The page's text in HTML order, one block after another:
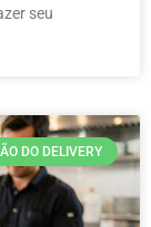
seu
DO DELIVERY